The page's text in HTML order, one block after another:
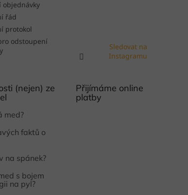
objednávky
řád
protokol
odstoupení
Sledovat na
Instagramu
(nejen) ze
med?
faktů o
na spánek?
s bojem
na pyl?
Přijímáme online
platby